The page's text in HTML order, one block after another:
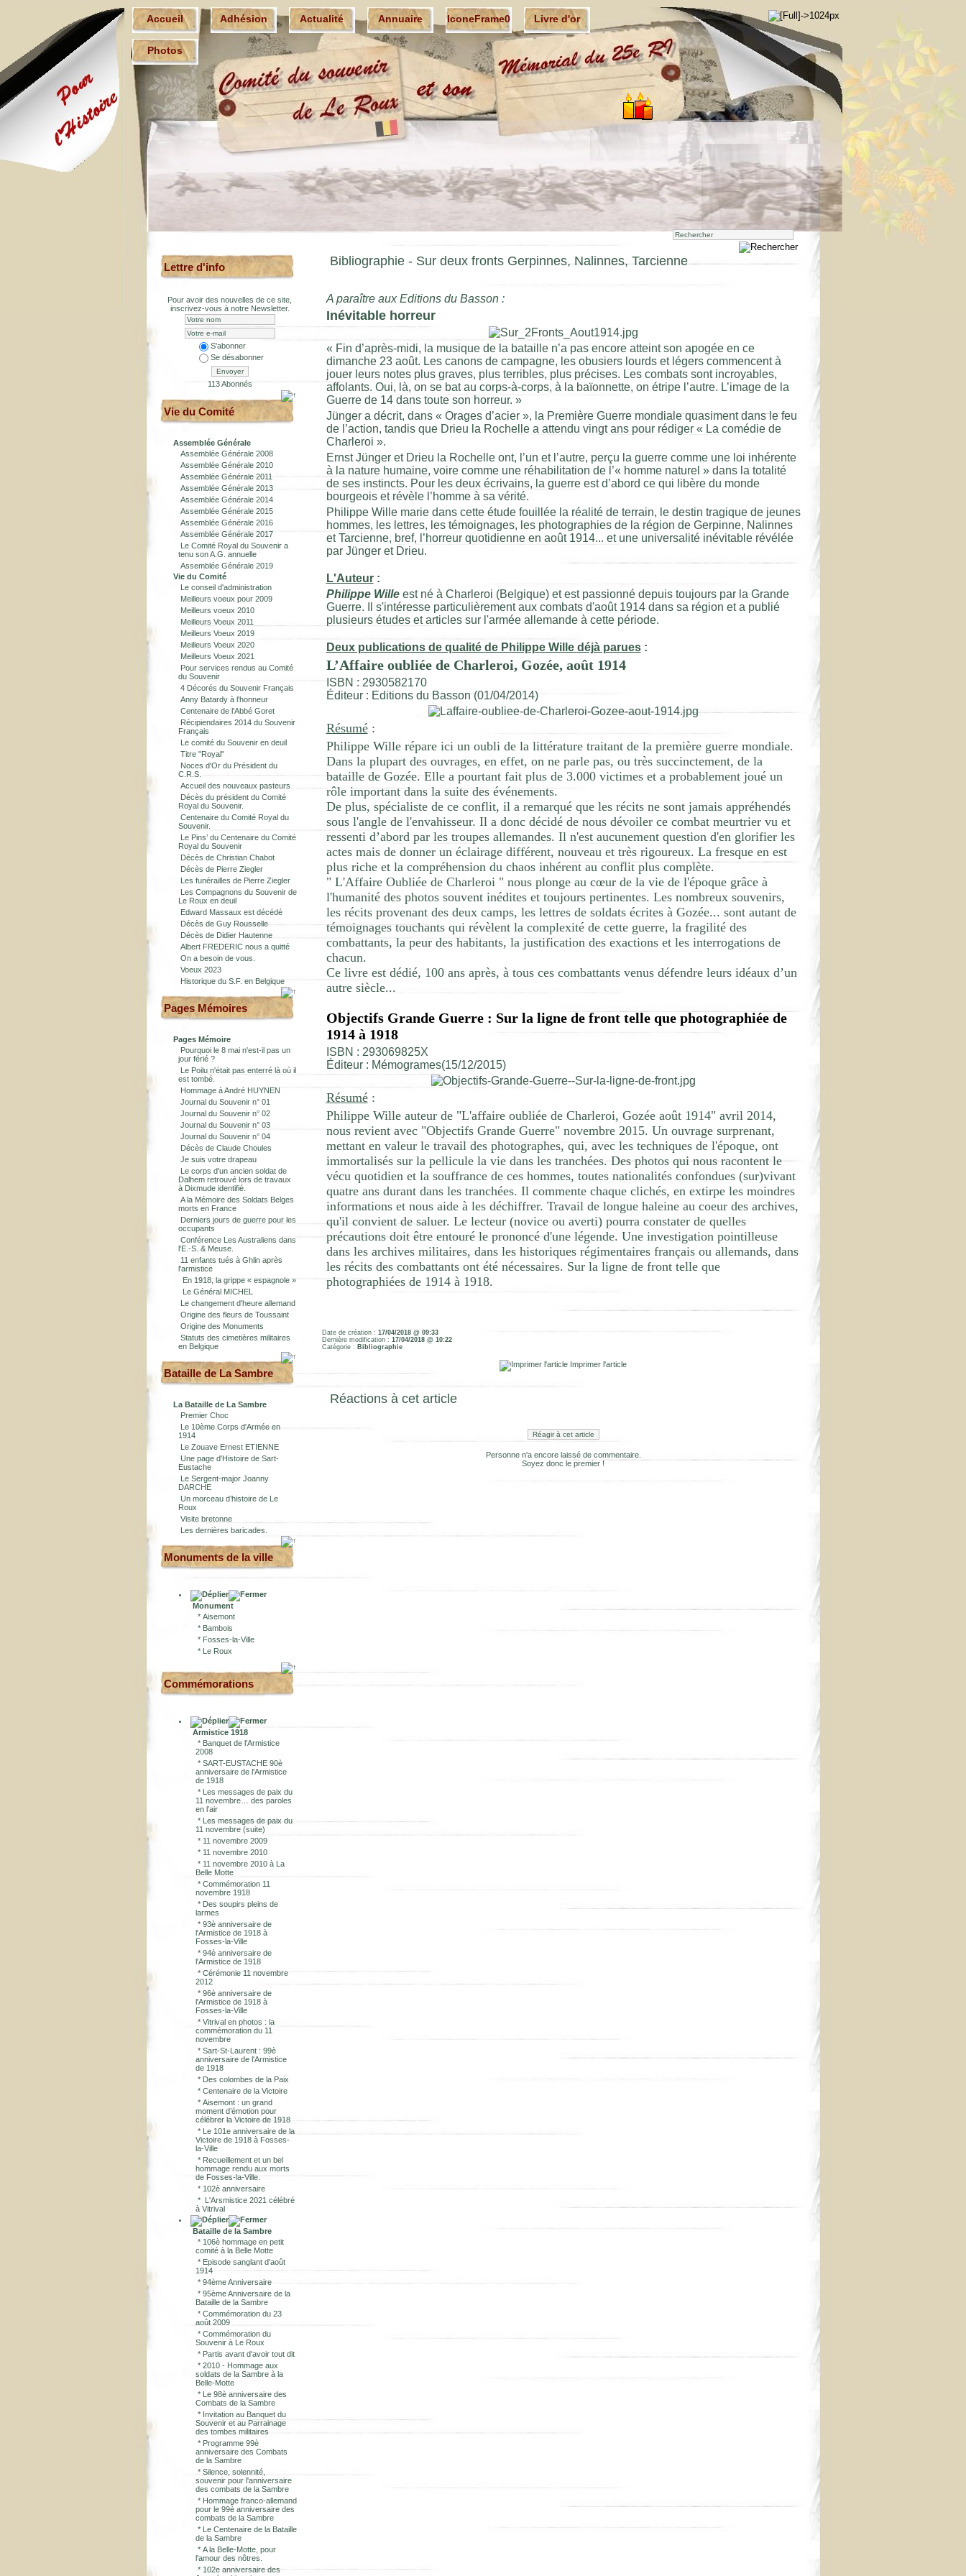
Accueil Adhésion Actualité Annuaire IconeFrame0 Livre d'or
Photos
Lettre d'info
Pour avoir des nouvelles de ce site,
inscrivez-vous à notre Newsletter.
S'abonner
Se désabonner
Envoyer
113 Abonnés
Vie du Comité
Assemblée Générale
Assemblée Générale 2008
Assemblée Générale 2010
Assemblée Générale 2011
Assemblée Générale 2013
Assemblée Générale 2014
Assemblée Générale 2015
Assemblée Générale 2016
Assemblée Générale 2017
Le Comité Royal du Souvenir a
tenu son A.G. annuelle
Assemblée Générale 2019
Vie du Comité
Le conseil d'administration
Meilleurs voeux pour 2009
Meilleurs voeux 2010
Meilleurs Voeux 2011
Meilleurs Voeux 2019
Meilleurs Voeux 2020
Meilleurs Voeux 2021
Pour services rendus au Comité
du Souvenir
4 Décorés du Souvenir Français
Anny Batardy à l'honneur
Centenaire de l'Abbé Goret
Récipiendaires 2014 du Souvenir
Français
Le comité du Souvenir en deuil
Titre "Royal"
Noces d'Or du Président du
C.R.S.
Accueil des nouveaux pasteurs
Décès du président du Comité
Royal du Souvenir.
Centenaire du Comité Royal du
Souvenir.
Le Pins’ du Centenaire du Comité
Royal du Souvenir
Décès de Christian Chabot
Décès de Pierre Ziegler
Les funérailles de Pierre Ziegler
Les Compagnons du Souvenir de
Le Roux en deuil
Edward Massaux est décédé
Décès de Guy Rousselle
Décès de Didier Hautenne
Albert FREDERIC nous a quitté
On a besoin de vous.
Voeux 2023
Historique du S.F. en Belgique
Pages Mémoires
Pages Mémoire
Pourquoi le 8 mai n'est-il pas un
jour férié ?
Le Poilu n'était pas enterré là où il
est tombé.
Hommage à André HUYNEN
Journal du Souvenir n° 01
Journal du Souvenir n° 02
Journal du Souvenir n° 03
Journal du Souvenir n° 04
Décès de Claude Choules
Je suis votre drapeau
Le corps d'un ancien soldat de
Dalhem retrouvé lors de travaux
à Dixmude identifié.
A la Mémoire des Soldats Belges
morts en France
Derniers jours de guerre pour les
occupants
Conférence Les Australiens dans
l'E.-S. & Meuse.
11 enfants tués à Ghlin après
l'armistice
En 1918, la grippe « espagnole »
Le Général MICHEL
Le changement d'heure allemand
Origine des fleurs de Toussaint
Origine des Monuments
Statuts des cimetières militaires
en Belgique
Bataille de La Sambre
La Bataille de La Sambre
Premier Choc
Le 10ème Corps d'Armée en
1914
Le Zouave Ernest ETIENNE
Une page d'Histoire de Sart-
Eustache
Le Sergent-major Joanny
DARCHE
Un morceau d’histoire de Le
Roux
Visite bretonne
Les dernières baricades.
Monuments de la ville
Monument
* Aisemont
* Bambois
* Fosses-la-Ville
* Le Roux
Commémorations
Armistice 1918
* Banquet de l'Armistice
2008
* SART-EUSTACHE 90è
anniversaire de l'Armistice
de 1918
* Les messages de paix du
11 novembre… des paroles
en l’air
* Les messages de paix du
11 novembre (suite)
* 11 novembre 2009
* 11 novembre 2010
* 11 novembre 2010 à La
Belle Motte
* Commémoration 11
novembre 1918
* Des soupirs pleins de
larmes
* 93è anniversaire de
l'Armistice de 1918 à
Fosses-la-Ville
* 94è anniversaire de
l'Armistice de 1918
* Cérémonie 11 novembre
2012
* 96è anniversaire de
l'Armistice de 1918 à
Fosses-la-Ville
* Vitrival en photos : la
commémoration du 11
novembre
* Sart-St-Laurent : 99è
anniversaire de l'Armistice
de 1918
* Des colombes de la Paix
* Centenaire de la Victoire
* Aisemont : un grand
moment d’émotion pour
célébrer la Victoire de 1918
* Le 101e anniversaire de la
Victoire de 1918 à Fosses-
la-Ville
* Recueillement et un bel
hommage rendu aux morts
de Fosses-la-Ville.
* 102è anniversaire
* L'Arsmistice 2021 célébré
à Vitrival
Bataille de la Sambre
* 106è hommage en petit
comité à la Belle Motte
* Episode sanglant d'août
1914
* 94ème Anniversaire
* 95ème Anniversaire de la
Bataille de la Sambre
* Commémoration du 23
août 2009
* Commémoration du
Souvenir à Le Roux
* Partis avant d'avoir tout dit
* 2010 - Hommage aux
soldats de la Sambre à la
Belle-Motte
* Le 98è anniversaire des
Combats de la Sambre
* Invitation au Banquet du
Souvenir et au Parrainage
des tombes militaires
* Programme 99è
anniversaire des Combats
de la Sambre
* Silence, solennité,
souvenir pour l'anniversaire
des combats de la Sambre
* Hommage franco-allemand
pour le 99è anniversaire des
combats de la Sambre
* Le Centenaire de la Bataille
de la Sambre
* A la Belle-Motte, pour
l'amour des nôtres.
* 102e anniversaire des
Bibliographie - Sur deux fronts Gerpinnes, Nalinnes, Tarcienne
A paraître aux Editions du Basson :
Inévitable horreur
« Fin d’après-midi, la musique de la bataille n’a pas encore atteint son apogée en ce
dimanche 23 août. Les canons de campagne, les obusiers lourds et légers commencent à
jouer leurs notes plus graves, plus terribles, plus précises. Les combats sont incroyables,
affolants. Oui, là, on se bat au corps-à-corps, à la baïonnette, on étripe l’autre. L’image de la
Guerre de 14 dans toute son horreur. »
Jünger a décrit, dans « Orages d’acier », la Première Guerre mondiale quasiment dans le feu
de l’action, tandis que Drieu la Rochelle a attendu vingt ans pour rédiger « La comédie de
Charleroi ».
Ernst Jünger et Drieu la Rochelle ont, l’un et l’autre, perçu la guerre comme une loi inhérente
à la nature humaine, voire comme une réhabilitation de l’« homme naturel » dans la totalité
de ses instincts. Pour les deux écrivains, la guerre est d’abord ce qui libère du monde
bourgeois et révèle l’homme à sa vérité.
Philippe Wille marie dans cette étude fouillée la réalité de terrain, le destin tragique de jeunes
hommes, les lettres, les témoignages, les photographies de la région de Gerpinne, Nalinnes
et Tarcienne, bref, l’horreur quotidienne en août 1914... et une universalité inévitable révélée
par Jünger et Drieu.
L'Auteur:
Philippe Willeest né à Charleroi (Belgique) et est passionné depuis toujours par la Grande
Guerre. Il s'intéresse particulièrement aux combats d'août 1914 dans sa région et a publié
plusieurs études et articles sur l'armée allemande à cette période.
Deux publications de qualité de Philippe Wille déjà parues:
L’Affaire oubliée de Charleroi, Gozée, août 1914
ISBN : 2930582170
Éditeur : Editions du Basson (01/04/2014)
Résumé:
Philippe Wille répare ici un oubli de la littérature traitant de la première guerre mondiale.
Dans la plupart des ouvrages, en effet, on ne parle pas, ou très succinctement, de la
bataille de Gozée. Elle a pourtant fait plus de 3.000 victimes et a probablement joué un
rôle important dans la suite des événements.
De plus, spécialiste de ce conflit, il a remarqué que les récits ne sont jamais appréhendés
sous l'angle de l'envahisseur. Il a donc décidé de nous dévoiler ce combat meurtrier vu et
ressenti d’abord par les troupes allemandes. Il n'est aucunement question d'en glorifier les
actes mais de donner un éclairage différent, nouveau et très rigoureux. La fresque en est
plus riche et la compréhension du chaos inhérent au conflit plus complète.
" L'Affaire Oubliée de Charleroi " nous plonge au cœur de la vie de l'époque grâce à
l'humanité des photos souvent inédites et toujours pertinentes. Les nombreux souvenirs,
les récits provenant des deux camps, les lettres de soldats écrites à Gozée... sont autant de
témoignages touchants qui révèlent la complexité de cette guerre, la fragilité des
combattants, la peur des habitants, la justification des exactions et les interrogations de
chacun.
Ce livre est dédié, 100 ans après, à tous ces combattants venus défendre leurs idéaux d’un
autre siècle...
Objectifs Grande Guerre : Sur la ligne de front telle que photographiée de
1914 à 1918
ISBN : 293069825X
Éditeur : Mémogrames(15/12/2015)
Résumé:
Philippe Wille auteur de "L'affaire oubliée de Charleroi, Gozée août 1914" avril 2014,
nous revient avec "Objectifs Grande Guerre" novembre 2015. Un ouvrage surprenant,
mettant en valeur le travail des photographes, qui, avec les techniques de l'époque, ont
immortalisés sur la pellicule la vie dans les tranchées. Des photos qui nous racontent le
vécu quotidien et la souffrance de ces hommes, toutes nationalités confondues (sur)vivant
quatre ans durant dans les tranchées. Il commente chaque clichés, en extirpe les moindres
informations et nous aide à les déchiffrer. Travail de longue haleine au coeur des archives,
qu'il convient de saluer. Le lecteur (novice ou averti) pourra constater de quelles
précautions doit être entouré le prononcé d'une légende. Une investigation pointilleuse
dans les archives militaires, dans les historiques régimentaires français ou allemands, dans
les récits des combattants ont été nécessaires. Sur la ligne de front telle que
photographiées de 1914 à 1918.
Date de création : 17/04/2018 @ 09:33
Dernière modification : 17/04/2018 @ 10:22
Catégorie : Bibliographie
Imprimer l'article
Réactions à cet article
Réagir à cet article
Personne n'a encore laissé de commentaire.
Soyez donc le premier !